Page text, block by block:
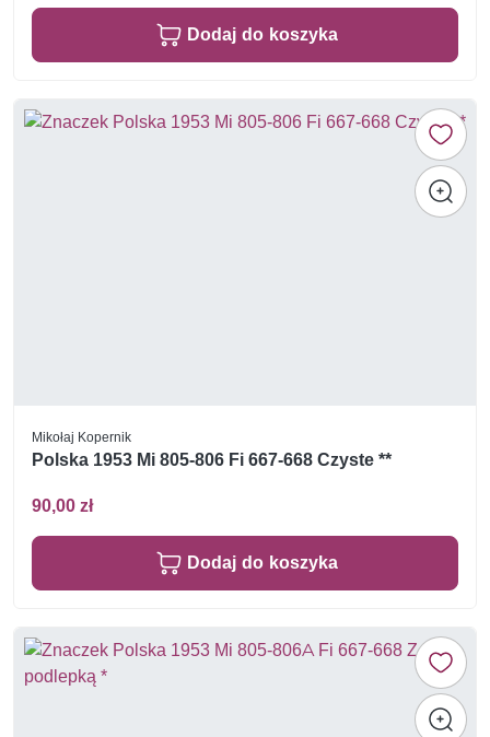
Dodaj do koszyka
Mikołaj Kopernik
Polska 1953 Mi 805-806 Fi 667-668 Czyste **
90,00 zł
Dodaj do koszyka